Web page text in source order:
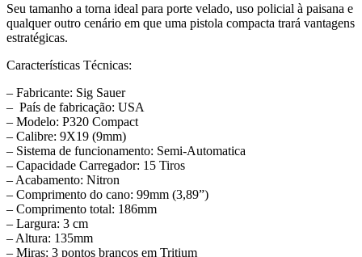
Seu tamanho a torna ideal para porte velado, uso policial à paisana e
qualquer outro cenário em que uma pistola compacta trará vantagens
estratégicas.
Características Técnicas:
– Fabricante: Sig Sauer
– País de fabricação: USA
– Modelo: P320 Compact
– Calibre: 9X19 (9mm)
– Sistema de funcionamento: Semi-Automatica
– Capacidade Carregador: 15 Tiros
– Acabamento: Nitron
– Comprimento do cano: 99mm (3,89”)
– Comprimento total: 186mm
– Largura: 3 cm
– Altura: 135mm
– Miras: 3 pontos brancos em Tritium